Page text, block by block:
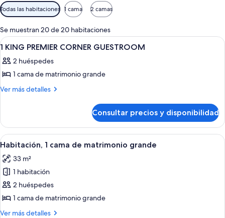
Filtros
disponibles
para
las
habitaciones
Todas las habitaciones 1 cama 2 camas
Se muestran 20 de 20 habitaciones
Abrir
todas
las
fotos
de
PREMIER
CORNER
GUESTROOM
Un baño moderno con un espejo
1
1 KING PREMIER CORNER GUESTROOM
2 huéspedes
1 cama de matrimonio grande
Ver más detalles
Más
KING
PREMIER
CORNER
Consultar precios y disponibilidad
Abrir
todas
las
fotos
de
Habitación,
1
Una habitación de hotel con una
8
Habitación, 1 cama de matrimonio grande
33 m²
1 habitación
2 huéspedes
1 cama de matrimonio grande
Ver más detalles
Más